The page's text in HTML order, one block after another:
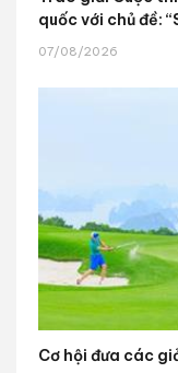
quốc với chủ đề:
07/08/2026
Cơ hội đưa các